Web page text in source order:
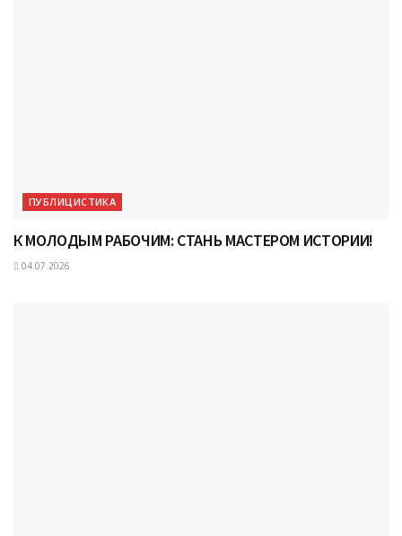
ПУБЛИЦИСТИКА
К МОЛОДЫМ РАБОЧИМ: СТАНЬ МАСТЕРОМ ИСТОРИИ!
04.07.2026